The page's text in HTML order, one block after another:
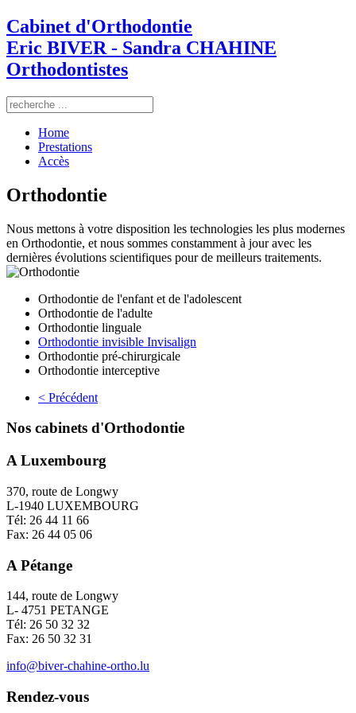
Cabinet d'Orthodontie
Eric BIVER - Sandra CHAHINE
Orthodontistes
Home
Prestations
Accès
Orthodontie
Nous mettons à votre disposition les technologies les plus modernes
en Orthodontie, et nous sommes constamment à jour avec les
dernières évolutions scientifiques pour de meilleurs traitements.
Orthodontie de l'enfant et de l'adolescent
Orthodontie de l'adulte
Orthodontie linguale
Orthodontie invisible Invisalign
Orthodontie pré-chirurgicale
Orthodontie interceptive
< Précédent
Nos cabinets d'Orthodontie
A Luxembourg
370, route de Longwy
L-1940 LUXEMBOURG
Tél: 26 44 11 66
Fax: 26 44 05 06
A Pétange
144, route de Longwy
L- 4751 PETANGE
Tél: 26 50 32 32
Fax: 26 50 32 31
info@biver-chahine-ortho.lu
Rendez-vous